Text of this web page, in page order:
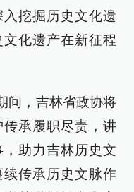
挖掘历史文化遗
化遗产在新征程
间，吉林省政协将
承履职尽责，讲
助力吉林历史文
传承历史文脉作